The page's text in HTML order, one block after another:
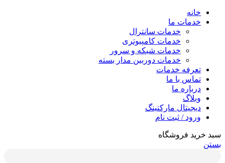
خانه
خدمات ما
خدمات سانترال
خدمات کامپیوتری
خدمات شبکه و سرور
خدمات دوربین مدار بسته
تعرفه خدمات
تماس با ما
درباره ما
وبلاگ
دیجیتال مارکتینگ
ورود / ثبت نام
سبد خرید فروشگاه
بستن